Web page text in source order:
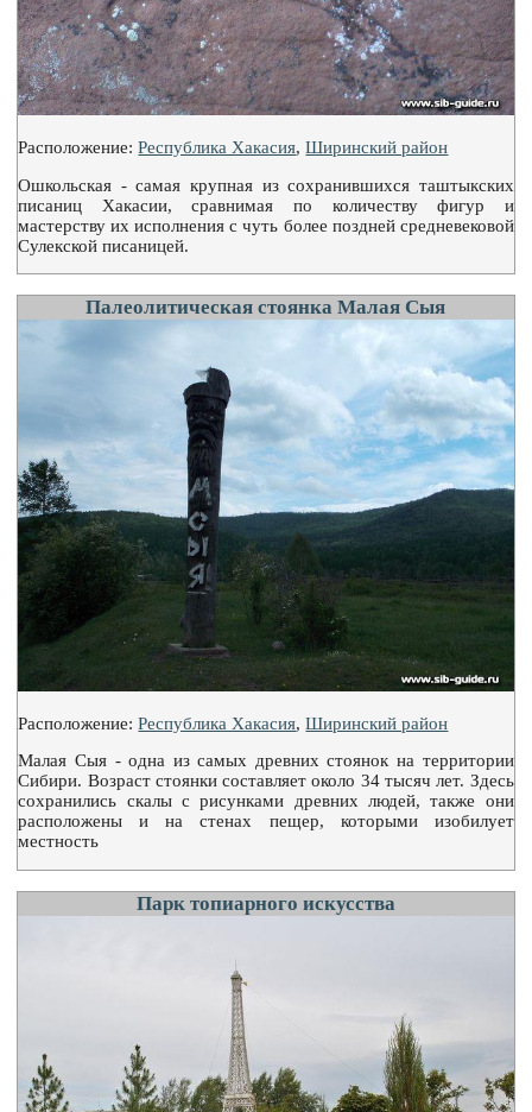
Расположение:Республика Хакасия,Ширинский район
Ошкольская - самая крупная из сохранившихся таштыкских
писаниц Хакасии, сравнимая по количеству фигур и
мастерству их исполнения с чуть более поздней средневековой
Сулекской писаницей.
Палеолитическая стоянка Малая Сыя
Расположение:Республика Хакасия,Ширинский район
Малая Сыя - одна из самых древних стоянок на территории
Сибири. Возраст стоянки составляет около 34 тысяч лет. Здесь
сохранились скалы с рисунками древних людей, также они
расположены и на стенах пещер, которыми изобилует
местность
Парк топиарного искусства